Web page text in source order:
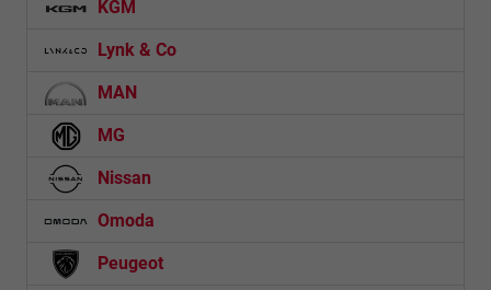
KGM
Lynk & Co
MAN
MG
Nissan
Omoda
Peugeot